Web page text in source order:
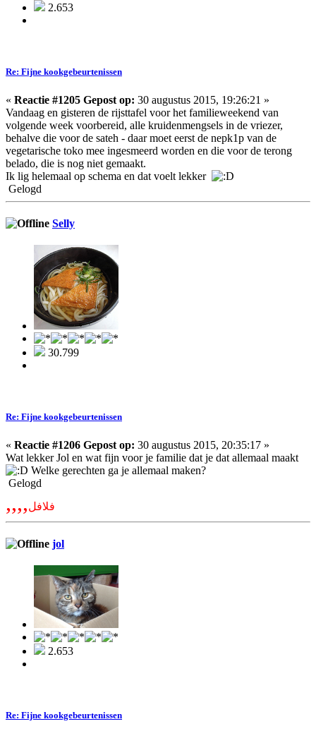
2.653
Re: Fijne kookgebeurtenissen
« Reactie #1205 Gepost op: 30 augustus 2015, 19:26:21 »
Vandaag en gisteren de rijsttafel voor het familieweekend van
volgende week voorbereid, alle kruidenmengsels in de vriezer,
behalve die voor de sateh - daar moet eerst de nepk1p van de
vegetarische toko mee ingesmeerd worden en die voor de terong
belado, die is nog niet gemaakt.
Ik lig helemaal op schema en dat voelt lekker
Gelogd
Selly
30.799
Re: Fijne kookgebeurtenissen
« Reactie #1206 Gepost op: 30 augustus 2015, 20:35:17 »
Wat lekker Jol en wat fijn voor je familie dat je dat allemaal maakt
Welke gerechten ga je allemaal maken?
Gelogd
,,,,فلافل
jol
2.653
Re: Fijne kookgebeurtenissen